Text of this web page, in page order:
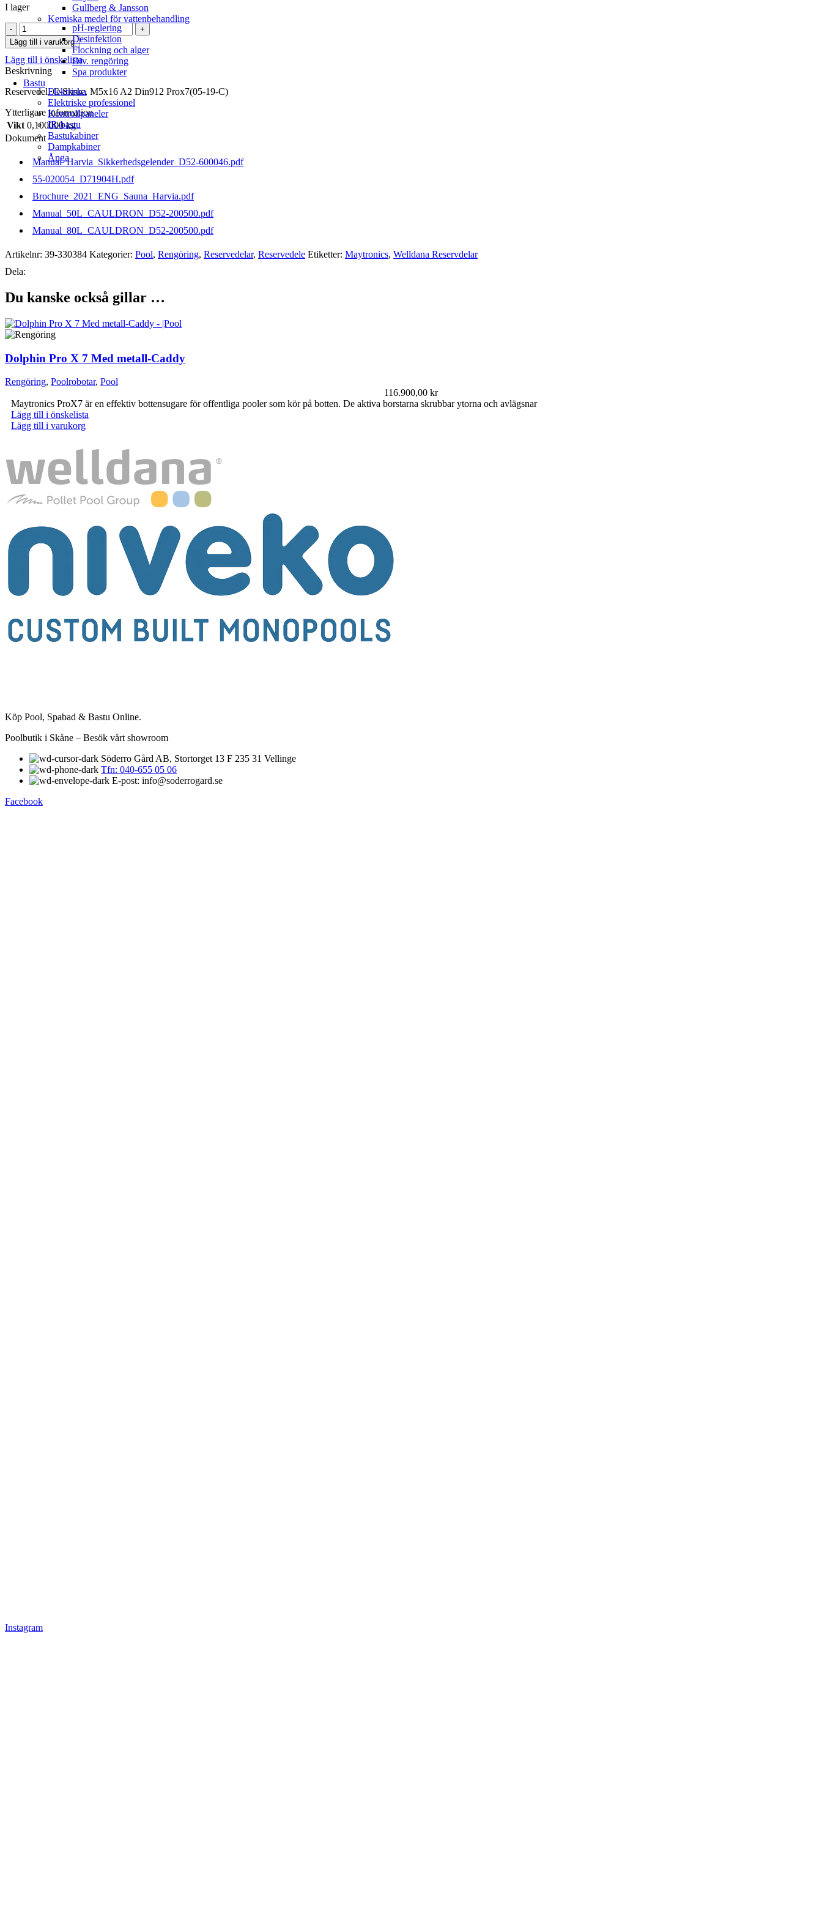
Gullberg & Jansson
Kemiska medel för vattenbehandling
pH-reglering
Desinfektion
Flockning och alger
Div. rengöring
Spa produkter
Bastu
Elektriska
Elektriske professionel
Kontrollpaneler
IR-bastu
Bastukabiner
Dampkabiner
Ånga
I lager
C-
Skrue,
M5x16
A2
Din912
Prox7(05-
19-
mängd
Lägg till i varukorg
Lägg till i önskelista
Beskrivning
Reservedel. C-Skrue, M5x16 A2 Din912 Prox7(05-19-C)
Ytterligare information
Vikt 0,100000 kg
Dokument
Manual_Harvia_Sikkerhedsgelender_D52-600046.pdf
55-020054_D71904H.pdf
Brochure_2021_ENG_Sauna_Harvia.pdf
Manual_50L_CAULDRON_D52-200500.pdf
Manual_80L_CAULDRON_D52-200500.pdf
Artikelnr: 39-330384 Kategorier: Pool, Rengöring, Reservedelar, Reservedele Etiketter: Maytronics, Welldana Reservdelar
Dela:
Du kanske också gillar …
Dolphin Pro X 7 Med metall-Caddy
Rengöring, Poolrobotar, Pool
116.900,00 kr
Maytronics ProX7 är en effektiv bottensugare för offentliga pooler som kör på botten. De aktiva borstarna skrubbar ytorna och avlägsnar
Lägg till i önskelista
Lägg till i varukorg
Köp Pool, Spabad & Bastu Online.
Poolbutik i Skåne – Besök vårt showroom
Söderro Gård AB, Stortorget 13 F 235 31 Vellinge
Tfn: 040-655 05 06
E-post: info@soderrogard.se
Facebook
Instagram